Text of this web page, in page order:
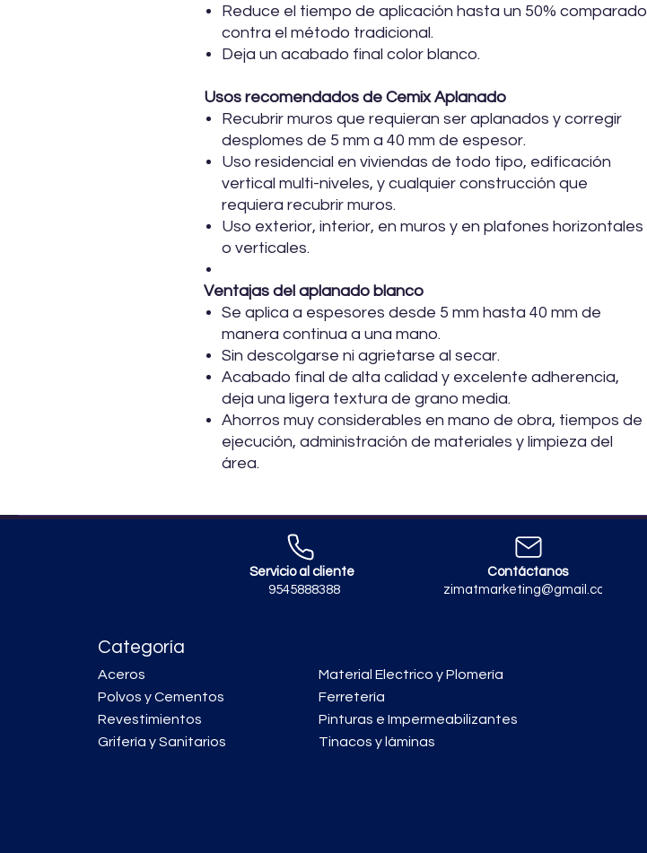
Reduce el tiempo de aplicación hasta un 50% comparado
contra el método tradicional.
Deja un acabado final color blanco.
Usos recomendados de Cemix Aplanado
Recubrir muros que requieran ser aplanados y corregir
desplomes de 5 mm a 40 mm de espesor.
Uso residencial en viviendas de todo tipo, edificación
vertical multi-niveles, y cualquier construcción que
requiera recubrir muros.
Uso exterior, interior, en muros y en plafones horizontales
o verticales.
Ventajas del aplanado blanco
Se aplica a espesores desde 5 mm hasta 40 mm de
manera continua a una mano.
Sin descolgarse ni agrietarse al secar.
Acabado final de alta calidad y excelente adherencia,
deja una ligera textura de grano media.
Ahorros muy considerables en mano de obra, tiempos de
ejecución, administración de materiales y limpieza del
área.
Servicio al cliente
9545888388
Contáctanos
zimatmarketing@gmail.com
Categoría
Aceros
Polvos y Cementos
Revestimientos
Grifería y Sanitarios
Material Electrico y Plomería
Ferretería
Pinturas e Impermeabilizantes
Tinacos y láminas